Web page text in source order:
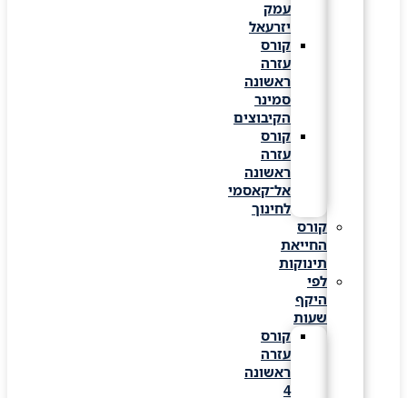
יזרעאל
קורס
עזרה
ראשונה
סמינר
הקיבוצים
קורס
עזרה
ראשונה
אל־קאסמי
לחינוך
קורס
החייאת
תינוקות
לפי
היקף
שעות
קורס
עזרה
ראשונה